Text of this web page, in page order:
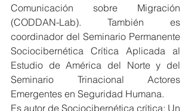
Comunicación sobre Migración
(CODDAN-Lab). También es
coordinador del Seminario Permanente
Sociocibernética Crítica Aplicada al
Estudio de América del Norte y del
Seminario Trinacional Actores
Emergentes en Seguridad Humana.
Es autor de Sociocibernética crítica: Un